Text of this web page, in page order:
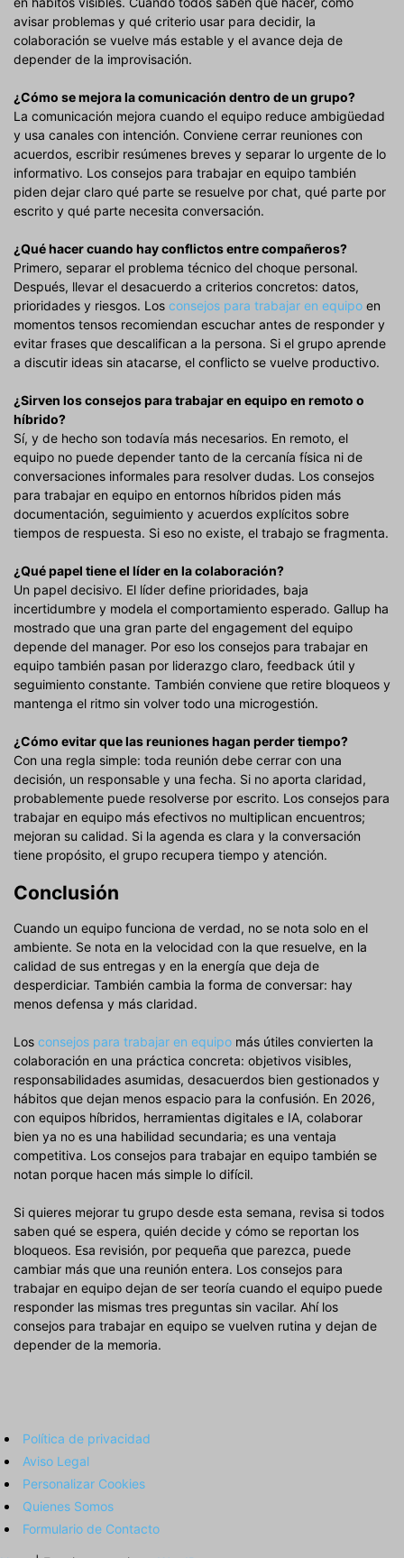
avisar problemas y qué criterio usar para decidir, la
colaboración se vuelve más estable y el avance deja de
depender de la improvisación.
¿Cómo se mejora la comunicación dentro de un grupo?
La comunicación mejora cuando el equipo reduce ambigüedad
y usa canales con intención. Conviene cerrar reuniones con
acuerdos, escribir resúmenes breves y separar lo urgente de lo
informativo. Los consejos para trabajar en equipo también
piden dejar claro qué parte se resuelve por chat, qué parte por
escrito y qué parte necesita conversación.
¿Qué hacer cuando hay conflictos entre compañeros?
Primero, separar el problema técnico del choque personal.
Después, llevar el desacuerdo a criterios concretos: datos,
prioridades y riesgos. Los consejos para trabajar en equipo en
momentos tensos recomiendan escuchar antes de responder y
evitar frases que descalifican a la persona. Si el grupo aprende
a discutir ideas sin atacarse, el conflicto se vuelve productivo.
¿Sirven los consejos para trabajar en equipo en remoto o
híbrido?
Sí, y de hecho son todavía más necesarios. En remoto, el
equipo no puede depender tanto de la cercanía física ni de
conversaciones informales para resolver dudas. Los consejos
para trabajar en equipo en entornos híbridos piden más
documentación, seguimiento y acuerdos explícitos sobre
tiempos de respuesta. Si eso no existe, el trabajo se fragmenta.
¿Qué papel tiene el líder en la colaboración?
Un papel decisivo. El líder define prioridades, baja
incertidumbre y modela el comportamiento esperado. Gallup ha
mostrado que una gran parte del engagement del equipo
depende del manager. Por eso los consejos para trabajar en
equipo también pasan por liderazgo claro, feedback útil y
seguimiento constante. También conviene que retire bloqueos y
mantenga el ritmo sin volver todo una microgestión.
¿Cómo evitar que las reuniones hagan perder tiempo?
Con una regla simple: toda reunión debe cerrar con una
decisión, un responsable y una fecha. Si no aporta claridad,
probablemente puede resolverse por escrito. Los consejos para
trabajar en equipo más efectivos no multiplican encuentros;
mejoran su calidad. Si la agenda es clara y la conversación
tiene propósito, el grupo recupera tiempo y atención.
Conclusión
Cuando un equipo funciona de verdad, no se nota solo en el
ambiente. Se nota en la velocidad con la que resuelve, en la
calidad de sus entregas y en la energía que deja de
desperdiciar. También cambia la forma de conversar: hay
menos defensa y más claridad.
Los consejos para trabajar en equipo más útiles convierten la
colaboración en una práctica concreta: objetivos visibles,
responsabilidades asumidas, desacuerdos bien gestionados y
hábitos que dejan menos espacio para la confusión. En 2026,
con equipos híbridos, herramientas digitales e IA, colaborar
bien ya no es una habilidad secundaria; es una ventaja
competitiva. Los consejos para trabajar en equipo también se
notan porque hacen más simple lo difícil.
Si quieres mejorar tu grupo desde esta semana, revisa si todos
saben qué se espera, quién decide y cómo se reportan los
bloqueos. Esa revisión, por pequeña que parezca, puede
cambiar más que una reunión entera. Los consejos para
trabajar en equipo dejan de ser teoría cuando el equipo puede
responder las mismas tres preguntas sin vacilar. Ahí los
consejos para trabajar en equipo se vuelven rutina y dejan de
depender de la memoria.
Política de privacidad
Aviso Legal
Personalizar Cookies
Quienes Somos
Formulario de Contacto